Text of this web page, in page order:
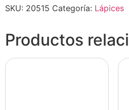
SKU: 20515 Categoría: Lápices
Productos